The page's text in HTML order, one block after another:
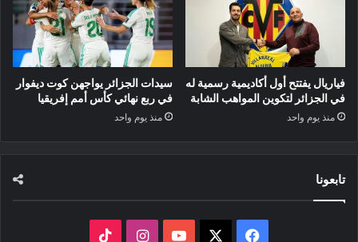
فياريال يفتتح أول أكاديمية رسمية له
في الجزائر لتكوين المواهب الشابة
منذ يوم واحد
سيدات الجزائر يواجهن كوت ديفوار
في ربع نهائي كأس أمم إفريقيا
منذ يوم واحد
تابعونا
فيسبوك ‫YouTubeانستقرام